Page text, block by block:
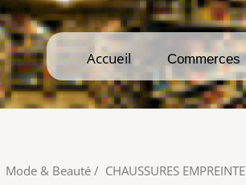
Accueil Commerces
Accueil Commerces
Mode & Beauté / CHAUSSURES EMPREINTE